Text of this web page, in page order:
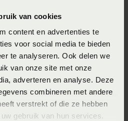
van cookies
content en advertenties te
voor social media te bieden
te analyseren. Ook delen we
van onze site met onze
adverteren en analyse. Deze
combineren met andere
verstrekt of die ze hebben
gebruik van hun services.
het slapen comfortabel te
in verschillende
schuim, latex, losse
vast deel etcetera. Dankzij
kunnen ze pijn in de
je helpen bij het vinden van
Een neksteun kussen kan je
te verbeteren.